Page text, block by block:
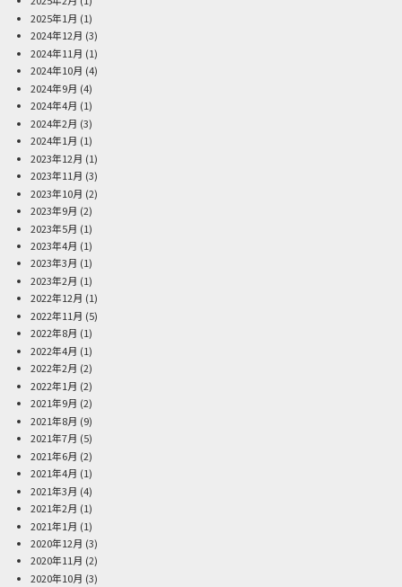
2025年1月 (1)
2024年12月 (3)
2024年11月 (1)
2024年10月 (4)
2024年9月 (4)
2024年4月 (1)
2024年2月 (3)
2024年1月 (1)
2023年12月 (1)
2023年11月 (3)
2023年10月 (2)
2023年9月 (2)
2023年5月 (1)
2023年4月 (1)
2023年3月 (1)
2023年2月 (1)
2022年12月 (1)
2022年11月 (5)
2022年8月 (1)
2022年4月 (1)
2022年2月 (2)
2022年1月 (2)
2021年9月 (2)
2021年8月 (9)
2021年7月 (5)
2021年6月 (2)
2021年4月 (1)
2021年3月 (4)
2021年2月 (1)
2021年1月 (1)
2020年12月 (3)
2020年11月 (2)
2020年10月 (3)